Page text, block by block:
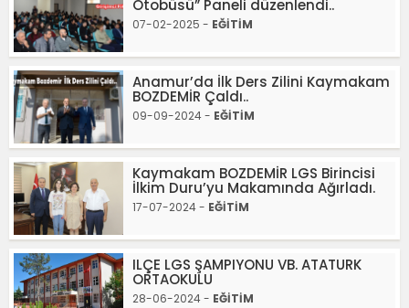
Otobüsü” Paneli düzenlendi..
07-02-2025 - EĞİTİM
Anamur’da İlk Ders Zilini Kaymakam
BOZDEMİR Çaldı..
09-09-2024 - EĞİTİM
Kaymakam BOZDEMİR LGS Birincisi
İlkim Duru’yu Makamında Ağırladı.
17-07-2024 - EĞİTİM
ILÇE LGS ŞAMPIYONU VB. ATATURK
ORTAOKULU
28-06-2024 - EĞİTİM